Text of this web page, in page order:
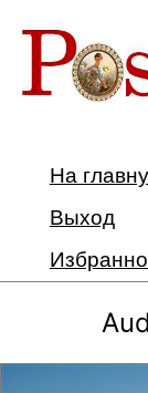
На
Выход